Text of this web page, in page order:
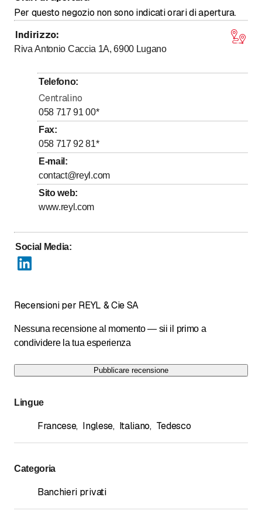
Per questo negozio non sono indicati orari di apertura.
Indirizzo:
Riva Antonio Caccia 1A, 6900 Lugano
Telefono:
Centralino
058 717 91 00*
Fax:
058 717 92 81*
E-mail :
contact@reyl.com
Sito web:
www.reyl.com
Social Media:
Recensioni per REYL & Cie SA
Nessuna recensione al momento — sii il primo a
condividere la tua esperienza
Pubblicare recensione
Lingue
Francese, Inglese, Italiano, Tedesco
Categoria
Banchieri privati